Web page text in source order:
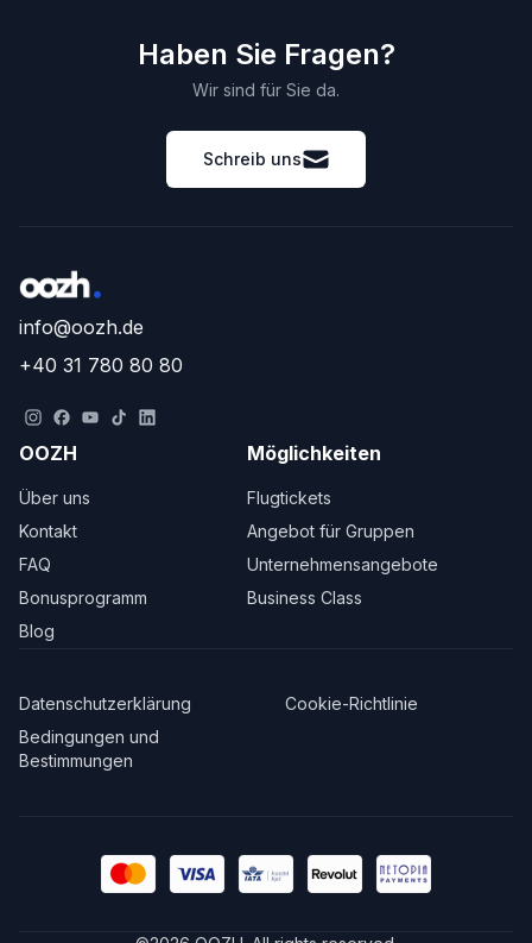
Haben Sie Fragen?
Wir sind für Sie da.
Schreib uns
info@oozh.de
+40 31 780 80 80
OOZH
Über uns
Kontakt
FAQ
Bonusprogramm
Blog
Möglichkeiten
Flugtickets
Angebot für Gruppen
Unternehmensangebote
Business Class
Datenschutzerklärung
Cookie-Richtlinie
Bedingungen und
Bestimmungen